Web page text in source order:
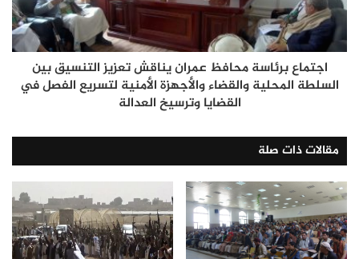
اجتماع برئاسة محافظ عمران يناقش تعزيز التنسيق بين
السلطة المحلية والقضاء والأجهزة الأمنية لتسريع الفصل في
القضايا وترسيخ العدالة
مقالات ذات صلة